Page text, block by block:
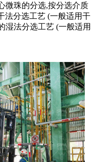
微珠的分选,按分选介质
法分选工艺 (一般适用干
湿法分选工艺 (一般适用